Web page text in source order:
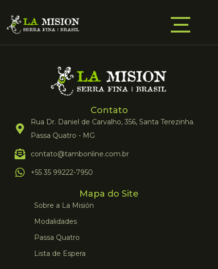
Contato
Rua Dr. Daniel de Carvalho, 356, Santa Terezinha.
Passa Quatro - MG
contato@tambonline.com.br
+55 35 99222-7950
Mapa do Site
Sobre a La Misión
Modalidades
Passa Quatro
Lista de Espera